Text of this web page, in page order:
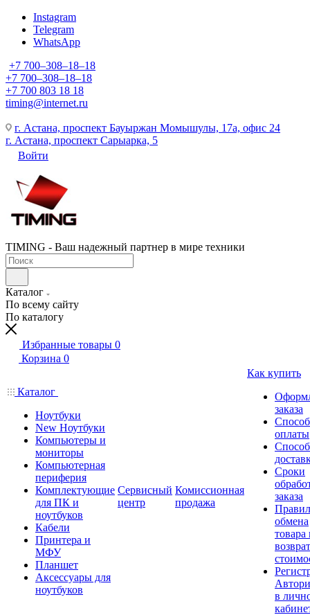
Instagram
Telegram
WhatsApp
+7 700‒308‒18‒18
+7 700‒308‒18‒18
+7 700 803 18 18
timing@internet.ru
г. Астана, проспект Бауыржан Момышулы, 17а, офис 24
г. Астана, проспект Сарыарка, 5
Войти
TIMING - Ваш надежный партнер в мире техники
Каталог
По всему сайту
По каталогу
Избранные товары 0
Корзина 0
Каталог
Ноутбуки
New Ноутбуки
Компьютеры и
мониторы
Компьютерная
периферия
Комплектующие
для ПК и
ноутбуков
Кабели
Принтера и
МФУ
Планшет
Аксессуары для
ноутбуков
Сервисный
центр
Комиссионная
продажа
Как купить
заказа
оплаты
Сроки
заказа
обмена
товара
в